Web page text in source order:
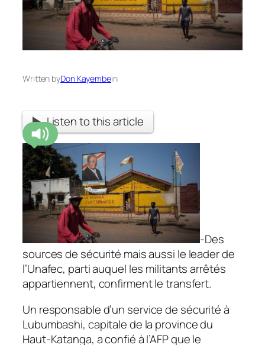
Written byDon Kayembein
Listen to this article
-Des
sources de sécurité mais aussi le leader de
l’Unafec, parti auquel les militants arrêtés
appartiennent, confirment le transfert.
Un responsable d’un service de sécurité à
Lubumbashi, capitale de la province du
Haut-Katanga, a confié à l’AFP que le